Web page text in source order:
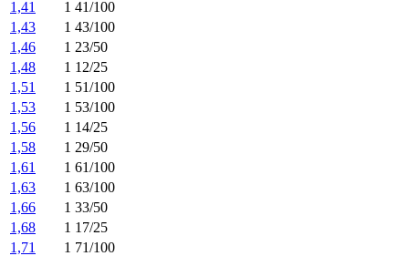
1,41
1 41/100
1,43
1 43/100
1,46
1 23/50
1,48
1 12/25
1,51
1 51/100
1,53
1 53/100
1,56
1 14/25
1,58
1 29/50
1,61
1 61/100
1,63
1 63/100
1,66
1 33/50
1,68
1 17/25
1,71
1 71/100